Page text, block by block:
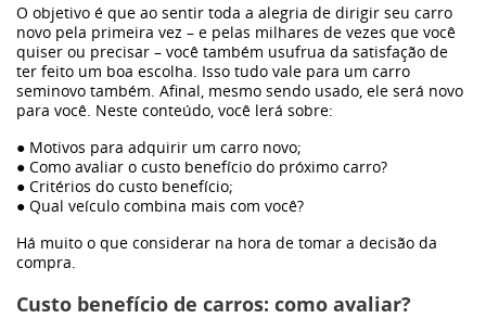
Tendência
Eletrificação
O objetivo é que ao sentir toda a alegria de dirigir seu carro
novo pela primeira vez – e pelas milhares de vezes que você
quiser ou precisar – você também usufrua da satisfação de
ter feito um boa escolha. Isso tudo vale para um carro
seminovo também. Afinal, mesmo sendo usado, ele será novo
para você. Neste conteúdo, você lerá sobre:
● Motivos para adquirir um carro novo;
● Como avaliar o custo benefício do próximo carro?
● Critérios do custo benefício;
● Qual veículo combina mais com você?
Há muito o que considerar na hora de tomar a decisão da
compra.
Custo benefício de carros: como avaliar?